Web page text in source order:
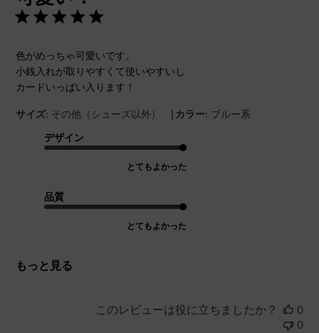
色がめっちゃ可愛いです。
小銭入れが取りやすくて使いやすいし
カードいっぱい入ります！
サイズ: その他（シューズ以外） | カラー: ブルー系
デザイン
とてもよかった
品質
とてもよかった
もっと見る
このレビューは役に立ちましたか？
0
0